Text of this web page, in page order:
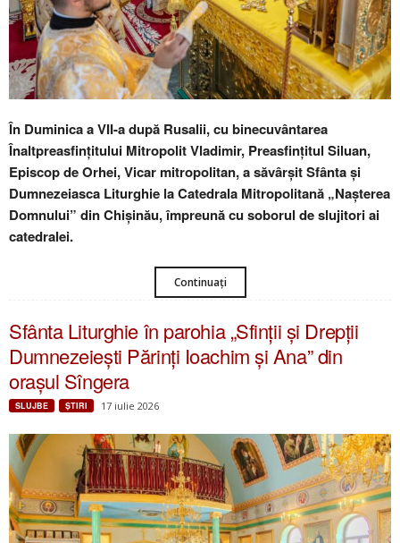
În Duminica a VII-a după Rusalii, cu binecuvântarea
Înaltpreasfințitului Mitropolit Vladimir, Preasfințitul Siluan,
Episcop de Orhei, Vicar mitropolitan, a săvârșit Sfânta și
Dumnezeiasca Liturghie la Catedrala Mitropolitană „Nașterea
Domnului” din Chișinău, împreună cu soborul de slujitori ai
catedralei.
Continuați
Sfânta Liturghie în parohia „Sfinții și Drepții
Dumnezeiești Părinți Ioachim și Ana” din
orașul Sîngera
SLUJBE ŞTIRI 17 iulie 2026